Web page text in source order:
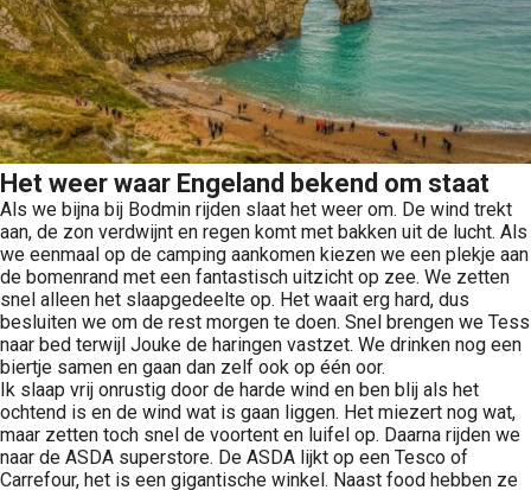
Het weer waar Engeland bekend om staat
Als we bijna bij Bodmin rijden slaat het weer om. De wind trekt
aan, de zon verdwijnt en regen komt met bakken uit de lucht. Als
we eenmaal op de camping aankomen kiezen we een plekje aan
de bomenrand met een fantastisch uitzicht op zee. We zetten
snel alleen het slaapgedeelte op. Het waait erg hard, dus
besluiten we om de rest morgen te doen. Snel brengen we Tess
naar bed terwijl Jouke de haringen vastzet. We drinken nog een
biertje samen en gaan dan zelf ook op één oor.
Ik slaap vrij onrustig door de harde wind en ben blij als het
ochtend is en de wind wat is gaan liggen. Het miezert nog wat,
maar zetten toch snel de voortent en luifel op. Daarna rijden we
naar de ASDA superstore. De ASDA lijkt op een Tesco of
Carrefour, het is een gigantische winkel. Naast food hebben ze